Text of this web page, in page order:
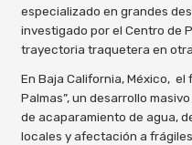
especializado en grandes
investigado por el Centro de
trayectoria traquetera en
En Baja California, México,
Palmas”, un desarrollo
de acaparamiento de agua,
locales y afectación a